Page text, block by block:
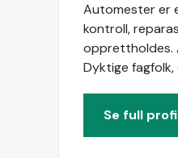
Automester er
kontroll,
opprettholdes.
Dyktige
Se full